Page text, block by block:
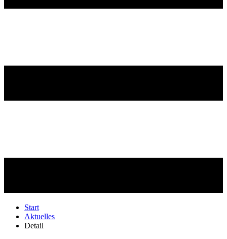
Start
Aktuelles
Detail